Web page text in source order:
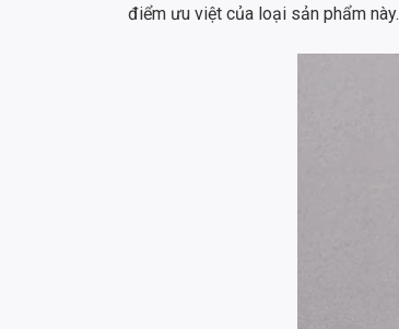
điểm ưu việt của loại sản phẩm này.